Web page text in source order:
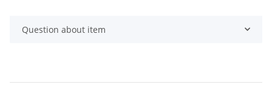
Question about item